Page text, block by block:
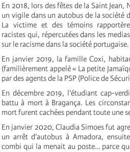
En 2018, lors des fêtes de la Saint
un vigile dans un autobus de la société
La victime et des témoins
racistes qui, répercutées dans les
sur le racisme dans la société portugaise.
En janvier 2019, la famille Coxi,
(familièrement appelé « La petite
par des agents de la PSP (Police de
En décembre 2019, l’étudiant cap-
battu à mort à Bragança. Les
mort furent cachées pendant toute une
En janvier 2020, Claudia Simoes fut
un arrêt d’autobus à Amadora,
combi qui la menait au poste… parce